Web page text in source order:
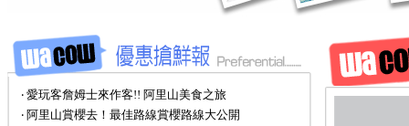
‧ 愛玩客詹姆士來作客!! 阿里山美食之旅
‧ 阿里山賞櫻去！最佳路線賞櫻路線大公開